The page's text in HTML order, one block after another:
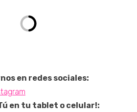
en redes sociales:
en tu tablet o celular!: